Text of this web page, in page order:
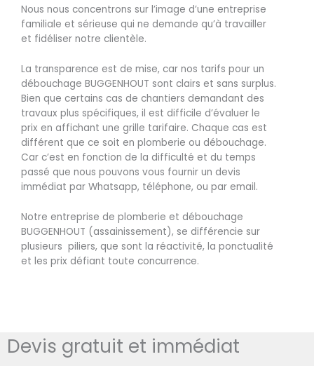
Nous nous concentrons sur l’image d’une entreprise
familiale et sérieuse qui ne demande qu’à travailler
et fidéliser notre clientèle.
La transparence est de mise, car nos tarifs pour un
débouchage BUGGENHOUT sont clairs et sans surplus.
Bien que certains cas de chantiers demandant des
travaux plus spécifiques, il est difficile d’évaluer le
prix en affichant une grille tarifaire. Chaque cas est
différent que ce soit en plomberie ou débouchage.
Car c’est en fonction de la difficulté et du temps
passé que nous pouvons vous fournir un devis
immédiat par Whatsapp, téléphone, ou par email.
Notre entreprise de plomberie et débouchage
BUGGENHOUT (assainissement), se différencie sur
plusieurs piliers, que sont la réactivité, la ponctualité
et les prix défiant toute concurrence.
Devis gratuit et immédiat